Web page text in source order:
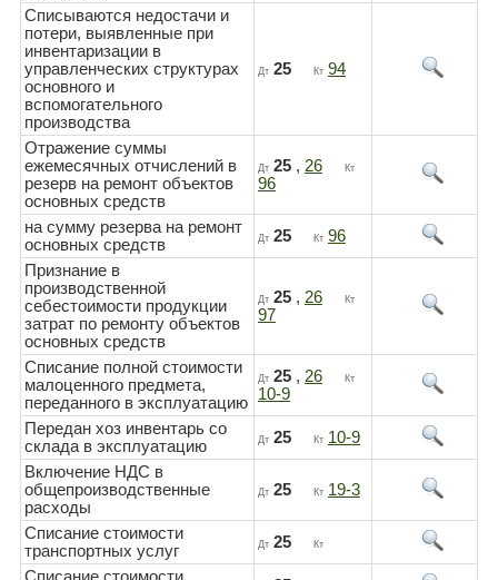
Списываются недостачи и
потери, выявленные при
инвентаризации в
управленческих структурах
основного и
вспомогательного
производства
Дт 25 Кт 94
Отражение суммы
ежемесячных отчислений в
резерв на ремонт объектов
основных средств
Дт 25 , 26 Кт
96
на сумму резерва на ремонт
основных средств
Дт 25 Кт 96
Признание в
производственной
себестоимости продукции
затрат по ремонту объектов
основных средств
Дт 25 , 26 Кт
97
Списание полной стоимости
малоценного предмета,
переданного в эксплуатацию
Дт 25 , 26 Кт
10-9
Передан хоз инвентарь со
склада в эксплуатацию
Дт 25 Кт 10-9
Включение НДС в
общепроизводственные
расходы
Дт 25 Кт 19-3
Списание стоимости
транспортных услуг
Дт 25 Кт